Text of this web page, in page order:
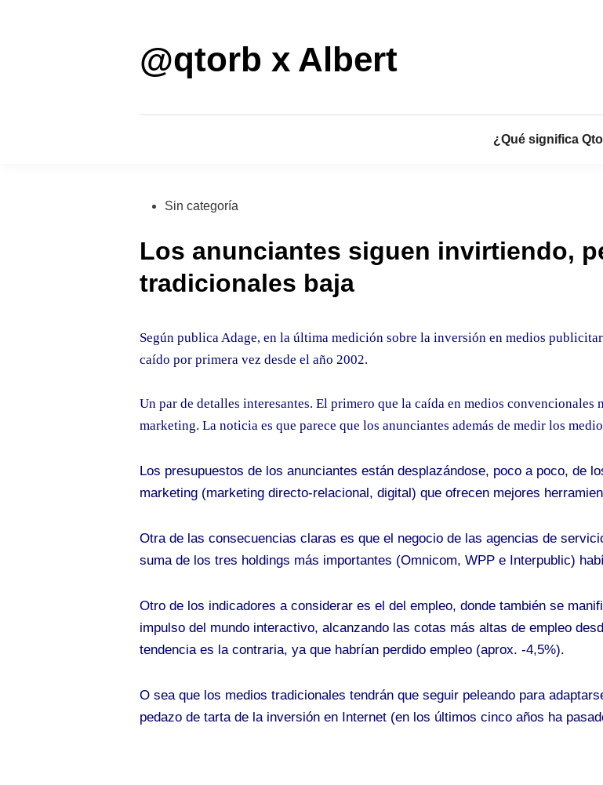
@qtorb x Albert
¿Qué significa
Publicado
Sin categoría
Los anunciantes siguen invirtiendo,
tradicionales baja
Según publica Adage, en la última medición sobre la inversión en medios
caído por primera vez desde el año 2002.
Un par de detalles interesantes. El primero que la caída en medios
marketing. La noticia es que parece que los anunciantes además de medir los
Los presupuestos de los anunciantes están desplazándose, poco a poco, de
marketing (marketing directo-relacional, digital) que ofrecen mejores
Otra de las consecuencias claras es que el negocio de las agencias de
suma de los tres holdings más importantes (Omnicom, WPP e Interpublic)
Otro de los indicadores a considerar es el del empleo, donde también se
impulso del mundo interactivo, alcanzando las cotas más altas de empleo
tendencia es la contraria, ya que habrían perdido empleo (aprox. -4,5%).
O sea que los medios tradicionales tendrán que seguir peleando para
pedazo de tarta de la inversión en Internet (en los últimos cinco años ha